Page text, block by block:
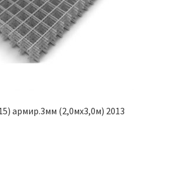
армир.3мм (2,0мх3,0м) 2013